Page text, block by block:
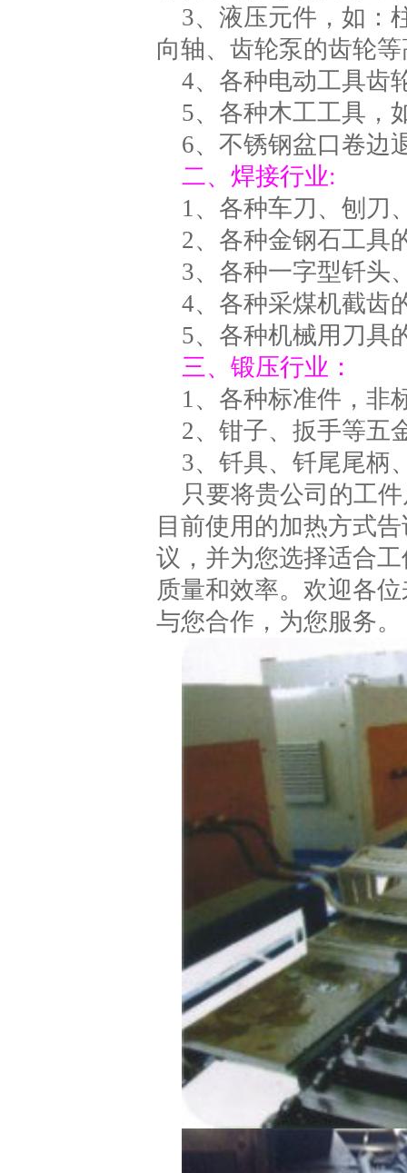
3、液压元件，如：
向轴、齿轮泵的齿轮
4、各种电动工具齿
5、各种木工工具，
6、不锈钢盆口卷边
二、焊接行业:
1、各种车刀、刨刀
2、各种金钢石工具
3、各种一字型钎头
4、各种采煤机截齿
5、各种机械用刀具
三、锻压行业：
1、各种标准件，非
2、钳子、扳手等五
3、钎具、钎尾尾柄
只要将贵公司的工
目前使用的加热方式
议，并为您选择适合
质量和效率。欢迎各
与您合作，为您服务。